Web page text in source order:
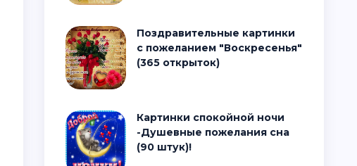
Поздравительные картинки
с пожеланием "Воскресенья"
(365 открыток)
Картинки спокойной ночи
-Душевные пожелания сна
(90 штук)!